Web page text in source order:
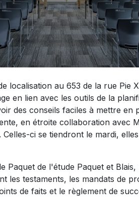
localisation au 653 de la rue Pie
en lien avec les outils de la
des conseils faciles à mettre en
en étroite collaboration avec
ci se tiendront le mardi,
Paquet de l'étude Paquet et
les testaments, les mandats de
de faits et le règlement de